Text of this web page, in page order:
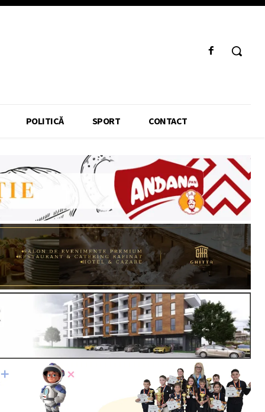
POLITICĂ SPORT CONTACT